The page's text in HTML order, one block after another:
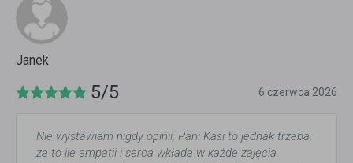
Janek
5/5 6 czerwca 2026
Nie wystawiam nigdy opinii, Pani Kasi to jednak trzeba,
za to ile empatii i serca wkłada w każde zajęcia.